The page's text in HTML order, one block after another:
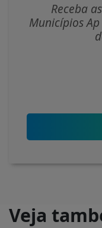
Receba
Municípios
Veja